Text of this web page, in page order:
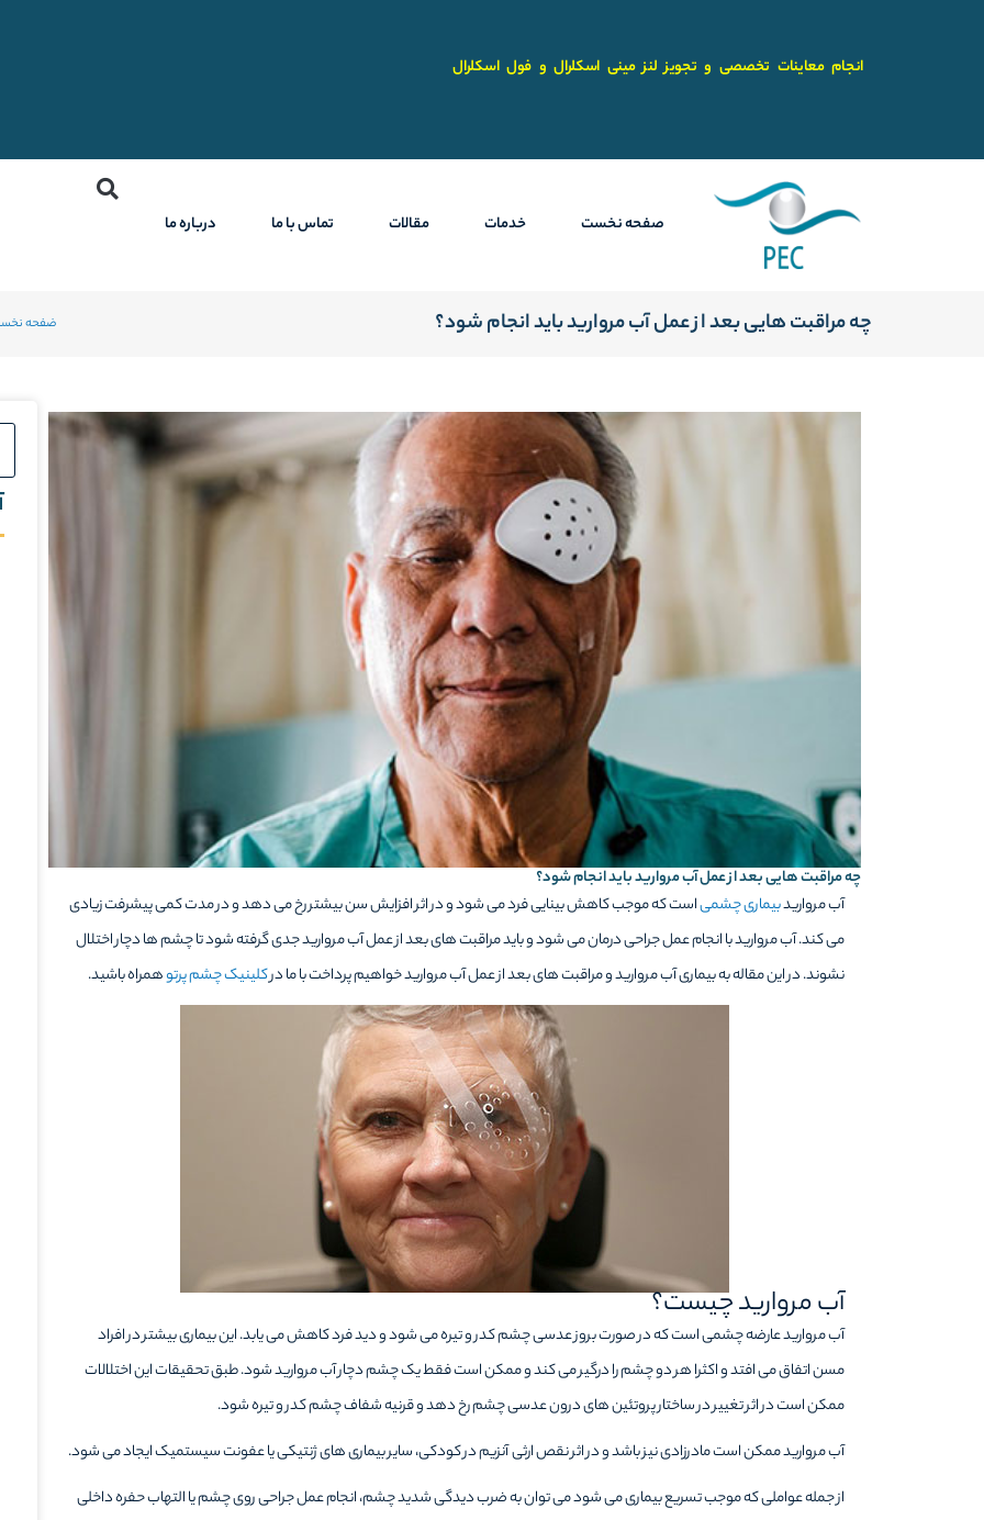
انجام معاینات تخصصی و تجویز لنز مینی اسکلرال و فول اسکلرال
صفحه نخست خدمات مقالات تماس با ما درباره ما
چه مراقبت هایی بعد از عمل آب مروارید باید انجام شود؟ ضفحه
چه مراقبت هایی بعد از عمل آب مروارید باید انجام شود؟
آب مرواریدبیماری چشمیاست که موجب کاهش بینایی فرد می شود و در اثر افزایش سن بیشتر رخ می دهد و در مدت کمی پیشرفت زیادی
می کند. آب مروارید با انجام عمل جراحی درمان می شود و باید مراقبت های بعد از عمل آب مروارید جدی گرفته شود تا چشم ها دچار اختلال
نشوند. در این مقاله به بیماری آب مروارید و مراقبت های بعد از عمل آب مروارید خواهیم پرداخت با ما درکلینیک چشم پرتوهمراه باشید.
آب مروارید چیست؟
آب مروارید عارضه چشمی است که در صورت بروز عدسی چشم کدر و تیره می شود و دید فرد کاهش می یابد. این بیماری بیشتر در افراد
مسن اتفاق می افتد و اکثرا هر دو چشم را درگیر می کند و ممکن است فقط یک چشم دچار آب مروارید شود. طبق تحقیقات این اختلالات
ممکن است در اثر تغییر در ساختار پروتئین های درون عدسی چشم رخ دهد و قرنیه شفاف چشم کدر و تیره شود.
آب مروارید ممکن است مادرزادی نیز باشد و در اثر نقص ارثی آنزیم در کودکی، سایر بیماری های ژنتیکی یا عفونت سیستمیک ایجاد می شود.
از جمله عواملی که موجب تسریع بیماری می شود می توان به ضرب دیدگی شدید چشم، انجام عمل جراحی روی چشم یا التهاب حفره داخلی